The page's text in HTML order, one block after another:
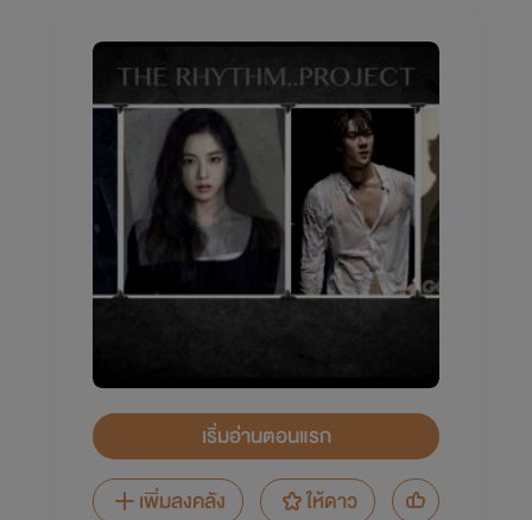
เริ่มอ่านตอนแรก
เพิ่มลงคลัง
ให้ดาว